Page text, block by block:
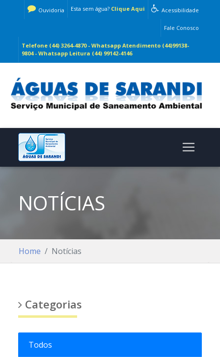
Acessibilidade
Esta sem água? Clique Aqui
Ouvidoria
Fale Conosco
Telefone (44) 3264-4870 - Whatsapp Atendimento (44)99138-
9804 - Whatsapp Leitura (44) 99142-4146
NOTÍCIAS
Home Notícias
Categorias
Todos